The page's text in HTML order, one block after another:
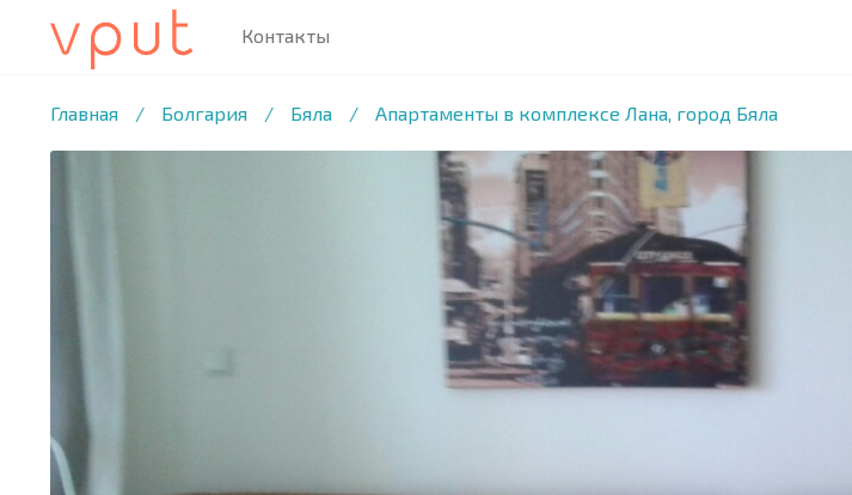
Контакты
Главная / Болгария / Бяла / Апартаменты в комплексе Лана, город Бяла
1 /6 ФОТО